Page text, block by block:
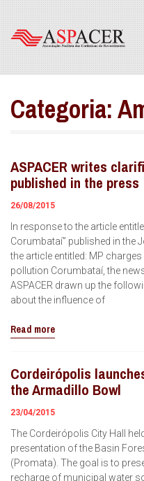
Categoria:
ASPACER writes
published in the press
26/08/2015
In response to the article
Corumbataí” published in the
the article entitled: MP
pollution Corumbataí, the
ASPACER drawn up the
about the influence of
Read more
Cordeirópolis
the Armadillo Bowl
23/04/2015
The Cordeirópolis City Hall
presentation of the Basin
(Promata). The goal is to
recharge of municipal water